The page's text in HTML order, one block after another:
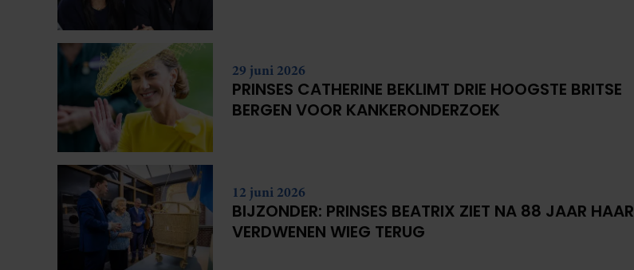
29 juni 2026
PRINSES CATHERINE BEKLIMT DRIE HOOGSTE BRITSE
BERGEN VOOR KANKERONDERZOEK
12 juni 2026
BIJZONDER: PRINSES BEATRIX ZIET NA 88 JAAR HAAR
VERDWENEN WIEG TERUG